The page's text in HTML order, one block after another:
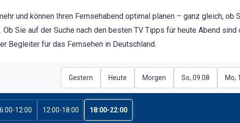
und können Ihren Fernsehabend optimal planen – ganz gleich, ob
Sie auf der Suche nach den besten TV Tipps für heute Abend
Begleiter für das Fernsehen in Deutschland.
Gestern Heute Morgen So, 09.08 Mo,
12:00 12:00-18:00 18:00-22:00